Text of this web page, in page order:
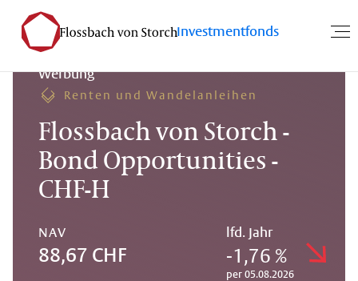
Investmentfonds
Werbung
Renten und Wandelanleihen
Flossbach von Storch -
Bond Opportunities -
CHF-H
NAV
88,67 CHF
lfd. Jahr
-1,76 %
per 05.08.2026